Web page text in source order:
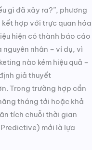
gì đã xảy ra?”, phương
hợp với trực quan hóa
hiện có thành báo cáo
nguyên nhân – ví dụ, vì
nào kém hiệu quả –
giả thuyết
Trong trường hợp cần
tháng tới hoặc khả
tích chuỗi thời gian
mới là lựa